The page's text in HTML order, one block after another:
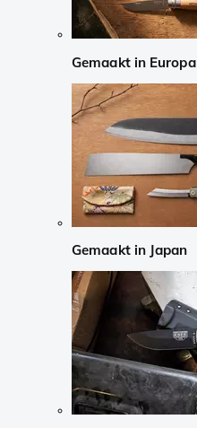
Gemaakt in Europa
Gemaakt in Japan